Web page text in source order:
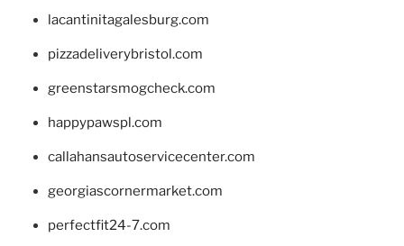
lacantinitagalesburg.com
pizzadeliverybristol.com
greenstarsmogcheck.com
happypawspl.com
callahansautoservicecenter.com
georgiascornermarket.com
perfectfit24-7.com